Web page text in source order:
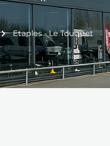
Etaples - Le Touquet